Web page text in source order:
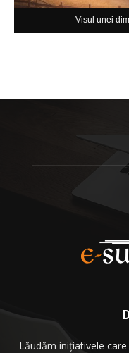
Visul unei
Lăudăm iniţiativele